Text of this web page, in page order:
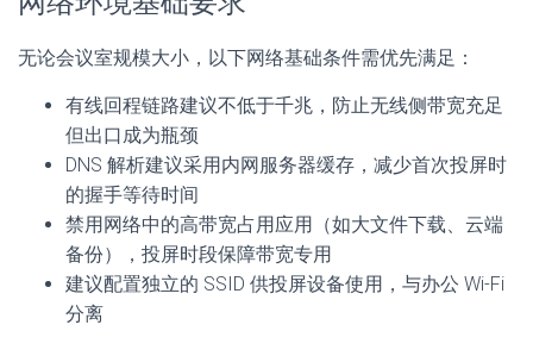
无论会议室规模大小，以下网络基础条件需优先满足：
有线回程链路建议不低于千兆，防止无线侧带宽充足
但出口成为瓶颈
DNS 解析建议采用内网服务器缓存，减少首次投屏时
的握手等待时间
禁用网络中的高带宽占用应用（如大文件下载、云端
备份），投屏时段保障带宽专用
建议配置独立的 SSID 供投屏设备使用，与办公 Wi-Fi
分离